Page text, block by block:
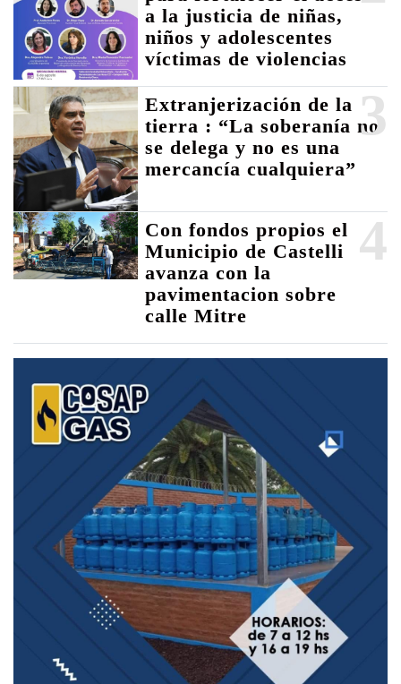
a la justicia de niñas,
niños y adolescentes
víctimas de violencias
3
Extranjerización de la
tierra : “La soberanía no
se delega y no es una
mercancía cualquiera”
4
Con fondos propios el
Municipio de Castelli
avanza con la
pavimentacion sobre
calle Mitre